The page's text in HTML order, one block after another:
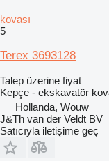
kovası
5
Terex 3693128
Talep üzerine fiyat
Kepçe - ekskavatör
Hollanda, Wouw
J&Th van der Veldt BV
Satıcıyla iletişime geç